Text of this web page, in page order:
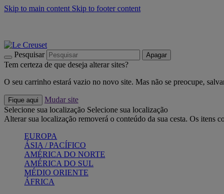
Skip to main content Skip to footer content
Pesquisar Apagar
Tem certeza de que deseja alterar sites?
O seu carrinho estará vazio no novo site. Mas não se preocupe,
Fique aqui
Mudar site
Selecione sua localização Selecione sua localização
Alterar sua localização removerá o conteúdo da sua cesta. Os itens
EUROPA
ÁSIA / PACÍFICO
AMÉRICA DO NORTE
AMÉRICA DO SUL
MÉDIO ORIENTE
ÁFRICA